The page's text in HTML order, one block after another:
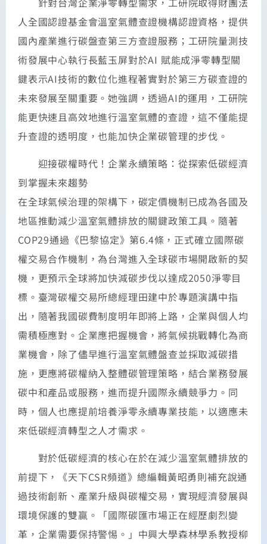
人全國認證基金會溫室氣體查證機構認證資格，提供
國內產業進行碳盤查第三方查證服務；工研院量測技
術發展中心執行長藍玉屏對於AI 賦能成淨零轉型關
鍵表示AI技術的數位化進程著實對於第三方碳查證的
未來發展至關重要。她強調，透過AI的運用，工研院
能更快速且高效地進行溫室氣體的查證，這不僅能提
升查證的透明度，也能加快企業碳管理的步伐。
迎接碳權時代！企業永續策略：從探索低碳經濟
到掌握未來趨勢
在全球氣候治理的架構下，碳定價機制已成為各國及
地區推動減少溫室氣體排放的關鍵政策工具。隨著
COP29通過《巴黎協定》第6.4條，正式確立國際碳
權交易合作機制，為台灣進入全球碳市場開啟新的契
機，更預示全球將加快減碳步伐以達成2050淨零目
標。臺灣碳權交易所總經理田建中於專題演講中指
出，隨著我國碳費制度明年即將上路，企業與個人均
需積極應對。企業應把握機會，將氣候挑戰轉化為商
業機會，除了儘早進行溫室氣體盤查並採取減碳措
施，更應將碳權納入整體碳管理策略，結合業務發展
碳中和產品或服務，進而提升國際永續競爭力。同
時，個人也應提前培養淨零永續專業技能，以適應未
來低碳經濟轉型之人才需求。
對於低碳經濟的核心在於在減少溫室氣體排放的
前提下，《天下CSR頻道》總編輯黃昭勇則補充說通
過技術創新、產業升級與碳權交易，實現經濟發展與
環境保護的雙贏。「國際碳匯市場正在經歷劇烈變
革，企業需要保持警惕。」中興大學森林學系教授柳